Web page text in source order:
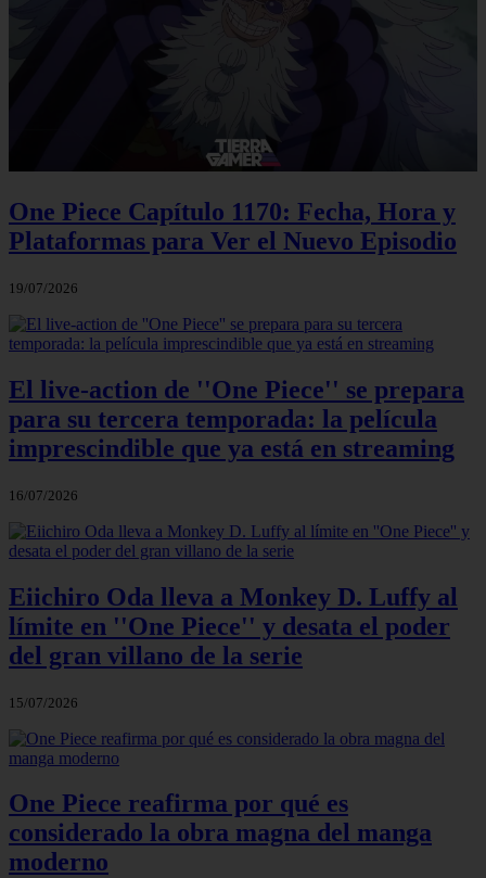
One Piece Capítulo 1170: Fecha, Hora y
Plataformas para Ver el Nuevo Episodio
19/07/2026
El live-action de ''One Piece'' se prepara
para su tercera temporada: la película
imprescindible que ya está en streaming
16/07/2026
Eiichiro Oda lleva a Monkey D. Luffy al
límite en ''One Piece'' y desata el poder
del gran villano de la serie
15/07/2026
One Piece reafirma por qué es
considerado la obra magna del manga
moderno